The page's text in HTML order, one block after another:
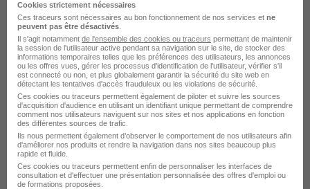
Stage Sport
Alternance Sport
Intérim Sport
Stage dans le domaine Sport en
France
Cookies strictement nécessaires
Ces traceurs sont nécessaires au bon fonctionnement de nos services et ne
peuvent pas être désactivés
Il s'agit notamment de l'ensemble des cookies ou traceurs permettant de maintenir
la session de l'utilisateur active pendant sa navigation sur le site, de stocker des
informations temporaires telles que les préférences des utilisateurs, les annonces
ou les offres vues, gérer les processus d'identification de l'utilisateur, vérifier s'il
est connecté ou non, et plus globalement garantir la sécurité du site web en
détectant les tentatives d'accès frauduleux ou les violations de sécurité.
Ces cookies ou traceurs permettent également de piloter et suivre les sources
d'acquisition d'audience en utilisant un identifiant unique permettant de comprendre
comment nos utilisateurs naviguent sur nos sites et nos applications en fonction
des différentes sources de trafic.
Ils nous permettent également d’observer le comportement de nos utilisateurs afin
d'améliorer nos produits et rendre la navigation dans nos sites beaucoup plus
rapide et fluide.
Ces cookies ou traceurs permettent enfin de personnaliser les interfaces de
consultation et d'effectuer une présentation personnalisée des offres d'emploi ou
de formations proposées.